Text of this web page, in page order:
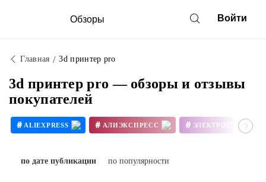
Обзоры Войти
Главная 3d принтер pro
3d принтер pro — обзоры и отзывы
покупателей
# ALIEXPRESS # АЛИЭКСПРЕСС # ЭЛЕКТРОНИКА
по дате публикации по популярности